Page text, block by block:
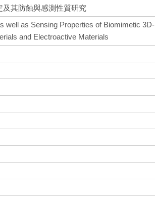
其防蝕與感測性質研究
well as Sensing Properties of Biomimetic 3D-
and Electroactive Materials